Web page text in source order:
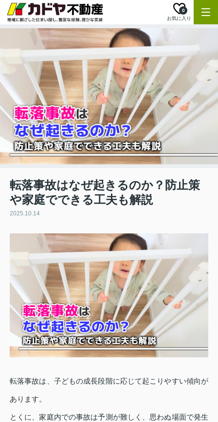
お気に入り
0
転落事故はなぜ起きるのか？防止策
や家庭でできる工夫も解説
2025.10.14
転落事故は、子どもの成長段階に応じて起こりやすい傾向が
あります。
とくに、家庭内での事故は予測が難しく、思わぬ場面で発生